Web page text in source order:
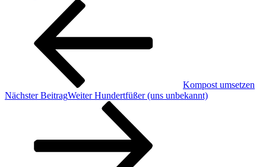
Kompost umsetzen
Nächster BeitragWeiter Hundertfüßer (uns unbekannt)